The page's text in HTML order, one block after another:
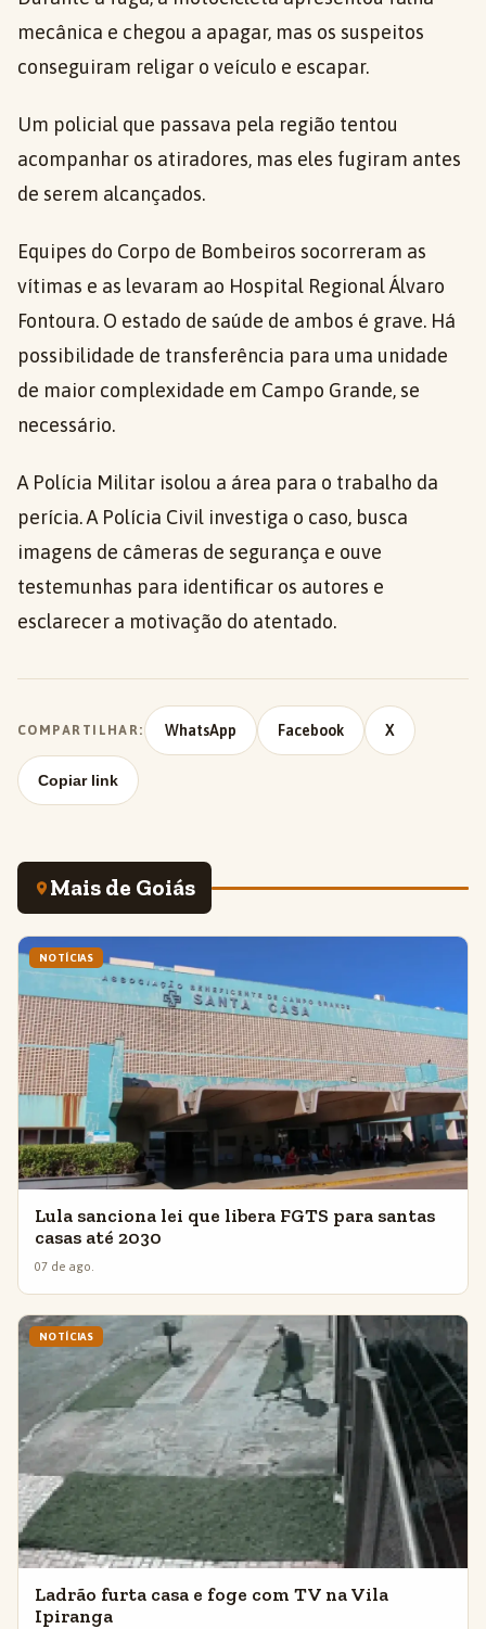
mecânica e chegou a apagar, mas os suspeitos
conseguiram religar o veículo e escapar.
Um policial que passava pela região tentou
acompanhar os atiradores, mas eles fugiram antes
de serem alcançados.
Equipes do Corpo de Bombeiros socorreram as
vítimas e as levaram ao Hospital Regional Álvaro
Fontoura. O estado de saúde de ambos é grave. Há
possibilidade de transferência para uma unidade
de maior complexidade em Campo Grande, se
necessário.
A Polícia Militar isolou a área para o trabalho da
perícia. A Polícia Civil investiga o caso, busca
imagens de câmeras de segurança e ouve
testemunhas para identificar os autores e
esclarecer a motivação do atentado.
COMPARTILHAR: WhatsApp Facebook X
Copiar link
Mais de Goiás
NOTÍCIAS
Lula sanciona lei que libera FGTS para santas
casas até 2030
07 de ago.
NOTÍCIAS
Ladrão furta casa e foge com TV na Vila
Ipiranga